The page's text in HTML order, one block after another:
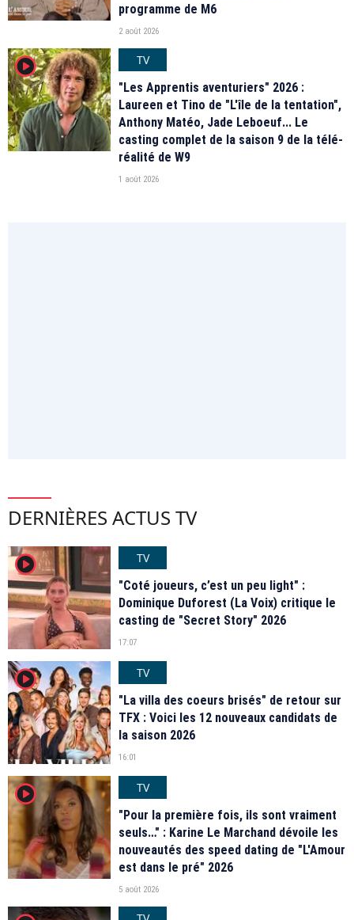
programme de M6
2 août 2026
player2
TV
"Les Apprentis aventuriers" 2026 :
Laureen et Tino de "L'île de la tentation",
Anthony Matéo, Jade Leboeuf... Le
casting complet de la saison 9 de la télé-
réalité de W9
1 août 2026
DERNIÈRES ACTUS TV
player2
TV
"Coté joueurs, c’est un peu light" :
Dominique Duforest (La Voix) critique le
casting de "Secret Story" 2026
17:07
player2
TV
"La villa des coeurs brisés" de retour sur
TFX : Voici les 12 nouveaux candidats de
la saison 2026
16:01
player2
TV
"Pour la première fois, ils sont vraiment
seuls…" : Karine Le Marchand dévoile les
nouveautés des speed dating de "L'Amour
est dans le pré" 2026
5 août 2026